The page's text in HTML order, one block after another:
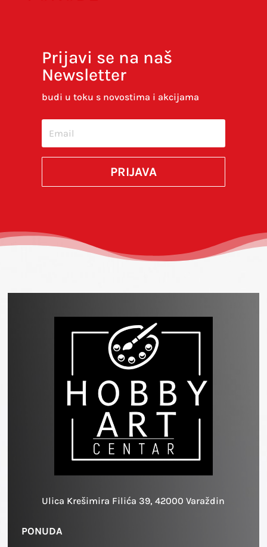
Prijavi se na naš
Newsletter
budi u toku s novostima i akcijama
PRIJAVA
Ulica Krešimira Filića 39, 42000 Varaždin
PONUDA